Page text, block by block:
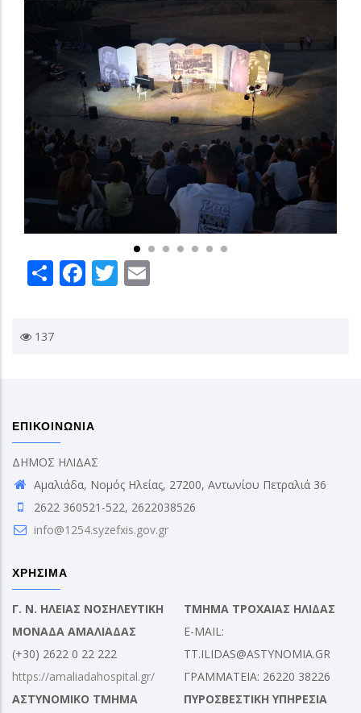
ShareFacebook
Twitter
137
ΕΠΙΚΟΙΝΩΝΙΑ
ΔΗΜΟΣ ΗΛΙΔΑΣ
Αμαλιάδα, Νομός Ηλείας, 27200, Αντωνίου Πετραλιά 36
2622 360521-522, 2622038526
info@1254.syzefxis.gov.gr
ΧΡΗΣΙΜΑ
Γ. Ν. ΗΛΕΙΑΣ ΝΟΣΗΛΕΥΤΙΚΗ
ΜΟΝΑΔΑ ΑΜΑΛΙΑΔΑΣ
(+30) 2622 0 22 222
https://amaliadahospital.gr/
ΑΣΤΥΝΟΜΙΚΟ ΤΜΗΜΑ
ΤΜΗΜΑ ΤΡΟΧΑΙΑΣ ΗΛΙΔΑΣ
E-MAIL:
TT.ILIDAS@ASTYNOMIA.GR
ΓΡΑΜΜΑΤΕΙΑ: 26220 38226
ΠΥΡΟΣΒΕΣΤΙΚΗ ΥΠΗΡΕΣΙΑ